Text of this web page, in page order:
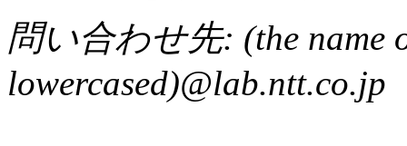
問い合わせ先: (the name
lowercased)@lab.ntt.co.jp